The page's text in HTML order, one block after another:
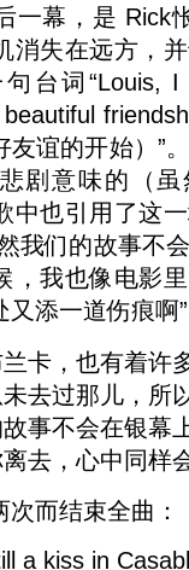
一幕，是 Rick
消失在远方，
台词“Louis, I
友谊的开始）”
剧意味的（虽
中也引用了这
我们的故事不
，我也像电影
又添一道伤痕啊
卡，也有着许
去过那儿，所
事不会在银幕
去，心中同样
而结束全曲：
a kiss in